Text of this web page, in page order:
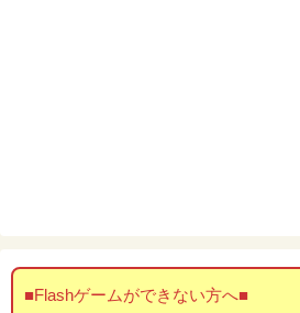
■Flashゲームができない方へ■